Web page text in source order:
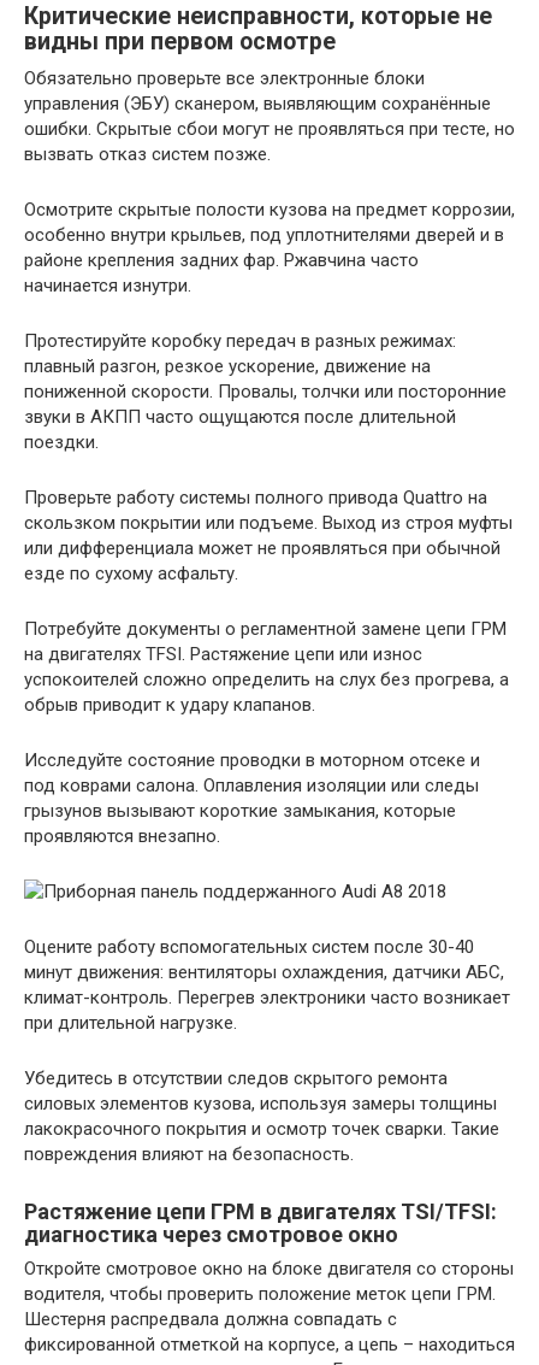
Критические неисправности, которые не
видны при первом осмотре
Обязательно проверьте все электронные блоки
управления (ЭБУ) сканером, выявляющим сохранённые
ошибки. Скрытые сбои могут не проявляться при тесте, но
вызвать отказ систем позже.
Осмотрите скрытые полости кузова на предмет коррозии,
особенно внутри крыльев, под уплотнителями дверей и в
районе крепления задних фар. Ржавчина часто
начинается изнутри.
Протестируйте коробку передач в разных режимах:
плавный разгон, резкое ускорение, движение на
пониженной скорости. Провалы, толчки или посторонние
звуки в АКПП часто ощущаются после длительной
поездки.
Проверьте работу системы полного привода Quattro на
скользком покрытии или подъеме. Выход из строя муфты
или дифференциала может не проявляться при обычной
езде по сухому асфальту.
Потребуйте документы о регламентной замене цепи ГРМ
на двигателях TFSI. Растяжение цепи или износ
успокоителей сложно определить на слух без прогрева, а
обрыв приводит к удару клапанов.
Исследуйте состояние проводки в моторном отсеке и
под коврами салона. Оплавления изоляции или следы
грызунов вызывают короткие замыкания, которые
проявляются внезапно.
Оцените работу вспомогательных систем после 30-40
минут движения: вентиляторы охлаждения, датчики АБС,
климат-контроль. Перегрев электроники часто возникает
при длительной нагрузке.
Убедитесь в отсутствии следов скрытого ремонта
силовых элементов кузова, используя замеры толщины
лакокрасочного покрытия и осмотр точек сварки. Такие
повреждения влияют на безопасность.
Растяжение цепи ГРМ в двигателях TSI/TFSI:
диагностика через смотровое окно
Откройте смотровое окно на блоке двигателя со стороны
водителя, чтобы проверить положение меток цепи ГРМ.
Шестерня распредвала должна совпадать с
фиксированной отметкой на корпусе, а цепь – находиться